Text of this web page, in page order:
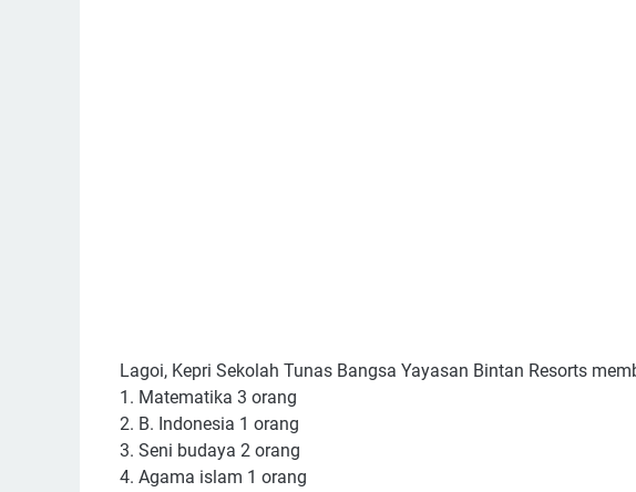
Lagoi, Kepri Sekolah Tunas Bangsa Yayasan Bintan Resorts
1. Matematika 3 orang
2. B. Indonesia 1 orang
3. Seni budaya 2 orang
4. Agama islam 1 orang